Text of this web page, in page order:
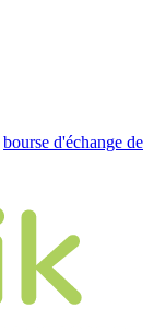
bourse d'échange de